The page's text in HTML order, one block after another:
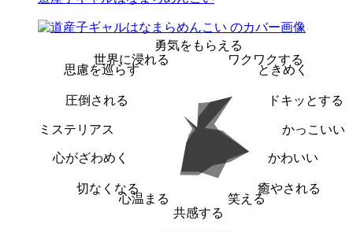
勇気をもらえる
ワクワクする
ときめく
ドキッとする
かっこいい
かわいい
癒やされる
笑える
共感する
心温まる
切なくなる
心がざわめく
ミステリアス
圧倒される
思慮を巡らす
世界に浸れる